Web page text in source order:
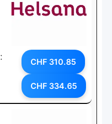
CHF 310.85
CHF 334.65